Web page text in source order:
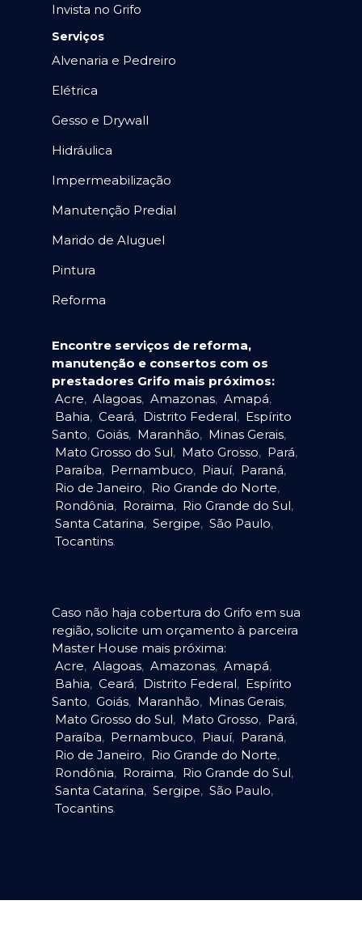
Invista no Grifo
Serviços
Alvenaria e Pedreiro
Elétrica
Gesso e Drywall
Hidráulica
Impermeabilização
Manutenção Predial
Marido de Aluguel
Pintura
Reforma
Encontre serviços de reforma,
manutenção e consertos com os
prestadores Grifo mais próximos:
Acre, Alagoas, Amazonas, Amapá,
Bahia, Ceará, Distrito Federal, Espírito
Santo, Goiás, Maranhão, Minas Gerais,
Mato Grosso do Sul, Mato Grosso, Pará,
Paraíba, Pernambuco, Piauí, Paraná,
Rio de Janeiro, Rio Grande do Norte,
Rondônia, Roraima, Rio Grande do Sul,
Santa Catarina, Sergipe, São Paulo,
Tocantins.
Caso não haja cobertura do Grifo em sua
região, solicite um orçamento à parceira
Master House mais próxima:
Acre, Alagoas, Amazonas, Amapá,
Bahia, Ceará, Distrito Federal, Espírito
Santo, Goiás, Maranhão, Minas Gerais,
Mato Grosso do Sul, Mato Grosso, Pará,
Paraíba, Pernambuco, Piauí, Paraná,
Rio de Janeiro, Rio Grande do Norte,
Rondônia, Roraima, Rio Grande do Sul,
Santa Catarina, Sergipe, São Paulo,
Tocantins.